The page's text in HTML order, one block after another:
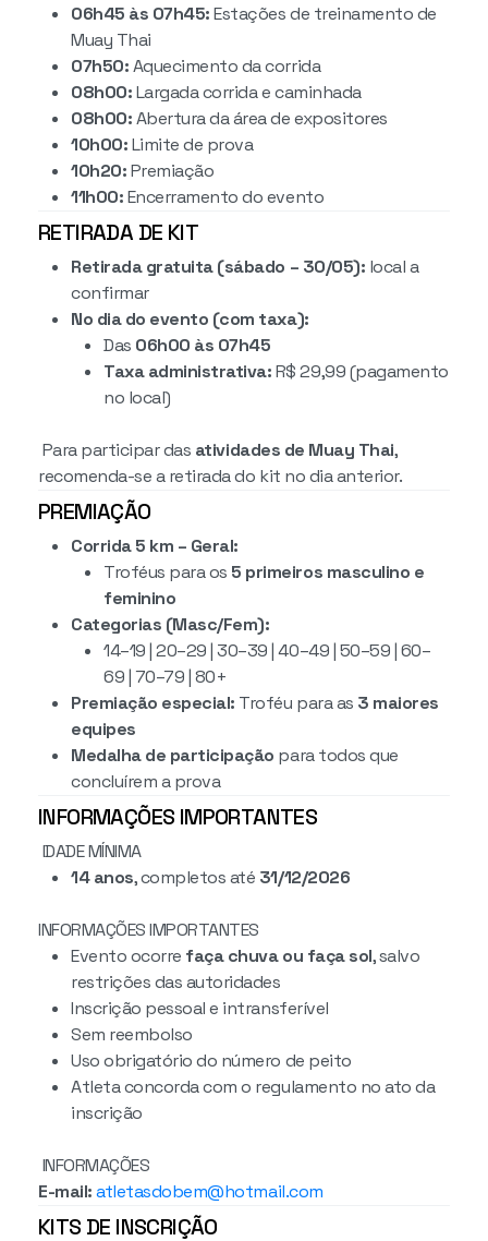
06h45 às 07h45:Estações de treinamento de
Muay Thai
07h50:Aquecimento da corrida
08h00:Largada corrida e caminhada
08h00:Abertura da área de expositores
10h00:Limite de prova
10h20:Premiação
11h00:Encerramento do evento
RETIRADA DE KIT
Retirada gratuita (sábado – 30/05): local a
confirmar
No dia do evento (com taxa):
Das 06h00 às 07h45
Taxa administrativa:R$ 29,99 (pagamento
no local)
Para participar das atividades de Muay Thai,
recomenda-se a retirada do kit no dia anterior.
PREMIAÇÃO
Corrida 5 km – Geral:
Troféus para os 5 primeiros masculino e
feminino
Categorias (Masc/Fem):
14–19 | 20–29 | 30–39 | 40–49 | 50–59 | 60–
69 | 70–79 | 80+
Premiação especial: Troféu para as 3 maiores
equipes
Medalha de participação para todos que
concluírem a prova
INFORMAÇÕES IMPORTANTES
IDADE MÍNIMA
14 anos, completos até 31/12/2026
INFORMAÇÕES IMPORTANTES
Evento ocorre faça chuva ou faça sol, salvo
restrições das autoridades
Inscrição pessoal e intransferível
Sem reembolso
Uso obrigatório do número de peito
Atleta concorda com o regulamento no ato da
inscrição
INFORMAÇÕES
E-mail:atletasdobem@hotmail.com
KITS DE INSCRIÇÃO